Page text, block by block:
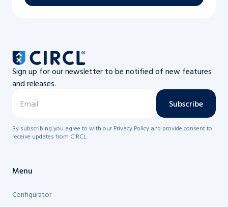
Sign up for our newsletter to be notified of new features
and releases.
Subscribe
By subscribing you agree to with our Privacy Policy and provide consent to
receive updates from CIRCL.
Menu
Configurator